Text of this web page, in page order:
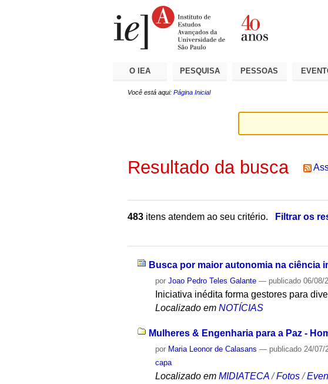
O IEA PESQUISA PESSOAS
Você está aqui: Página Inicial
Resultado da busca
483 itens atendem ao seu critério.
Filtrar os
Busca por maior autonomia na ciência
porJoao Pedro Teles Galante — publicado 06/08/
Iniciativa inédita forma gestores para
Localizado em NOTÍCIAS
Mulheres & Engenharia para a Paz -
por Maria Leonor de Calasans — publicado 24/
capa
Localizado em MIDIATECA /Fotos /